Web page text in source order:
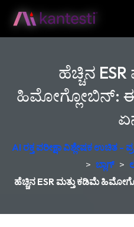
ಹೆಚ್ಚಿನ
ಹಿಮೋಗ್ಲೋಬಿನ್:
AI ರಕ್ತ ಪರೀಕ್ಷಾ ವಿಶ್ಲೇಷಕ
> ಬ್ಲಾಗ್ >
ಹೆಚ್ಚಿನ ESR ಮತ್ತು ಕಡಿಮೆ